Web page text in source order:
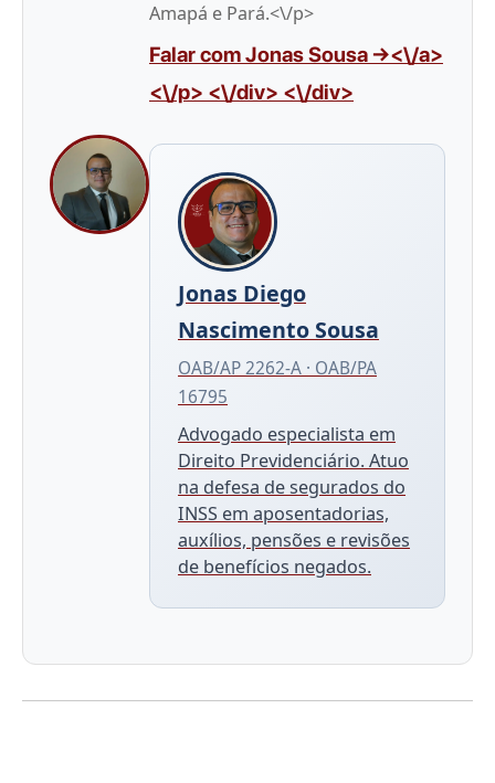
Amapá e Pará.<\/p>
Falar com Jonas Sousa →<\/a>
<\/p> <\/div> <\/div>
Jonas Diego
Nascimento Sousa
OAB/AP 2262-A · OAB/PA
16795
Advogado especialista em
Direito Previdenciário. Atuo
na defesa de segurados do
INSS em aposentadorias,
auxílios, pensões e revisões
de benefícios negados.